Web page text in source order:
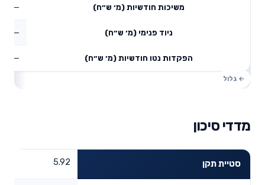
משיכות חודשיות (מ׳ ש״ח) —
ניוד פנימי (מ׳ ש״ח) —
הפקדות נטו חודשיות (מ׳ ש״ח) —
מדדי סיכון
סטיית תקן 5.92